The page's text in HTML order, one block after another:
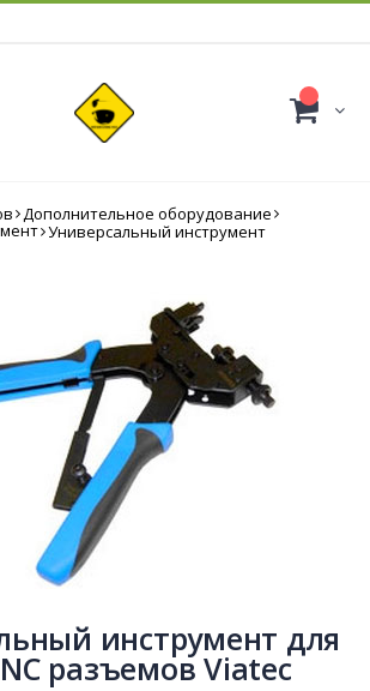
Дополнительное оборудование
Универсальный инструмент
инструмент для
разъемов Viatec